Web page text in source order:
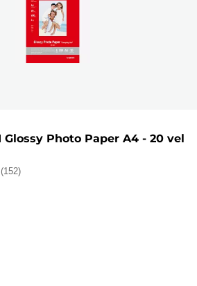
Glossy Photo Paper A4 - 20 vel
(152)